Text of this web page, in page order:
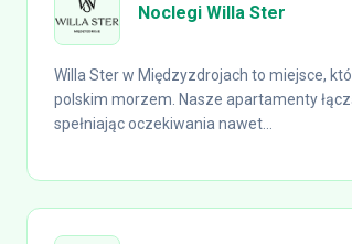
Noclegi Willa Ster
Willa Ster w Międzyzdrojach to miejsce,
polskim morzem. Nasze apartamenty
spełniając oczekiwania nawet...